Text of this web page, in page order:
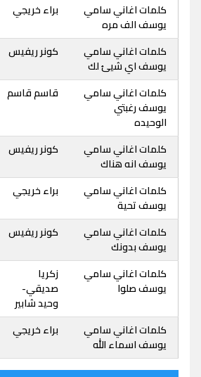
كلمات اغاني سامي
يوسف الف مره
براء خريجي
كلمات اغاني سامي
يوسف اي شيئ لك
كونر ريفيس
كلمات اغاني سامي
يوسف رغبتي
الوحيده
قاسم قاسم
كلمات اغاني سامي
يوسف انه هناك
كونر ريفيس
كلمات اغاني سامي
يوسف تحية
براء خريجي
كلمات اغاني سامي
يوسف بدونك
كونر ريفيس
كلمات اغاني سامي
يوسف صلوا
زكريا
صديقي-
وحيد شابير
كلمات اغاني سامي
يوسف اسماء الله
براء خريجي